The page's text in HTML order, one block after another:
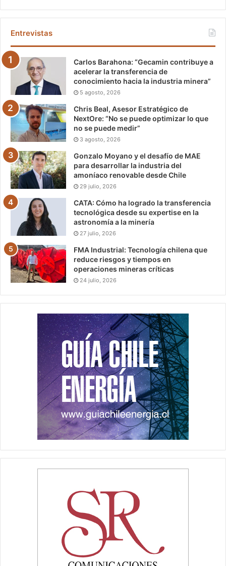
Entrevistas
Carlos Barahona: “Gecamin contribuye a
acelerar la transferencia de
conocimiento hacia la industria minera”
5 agosto, 2026
Chris Beal, Asesor Estratégico de
NextOre: “No se puede optimizar lo que
no se puede medir”
3 agosto, 2026
Gonzalo Moyano y el desafío de MAE
para desarrollar la industria del
amoníaco renovable desde Chile
29 julio, 2026
CATA: Cómo ha logrado la transferencia
tecnológica desde su expertise en la
astronomía a la minería
27 julio, 2026
FMA Industrial: Tecnología chilena que
reduce riesgos y tiempos en
operaciones mineras críticas
24 julio, 2026